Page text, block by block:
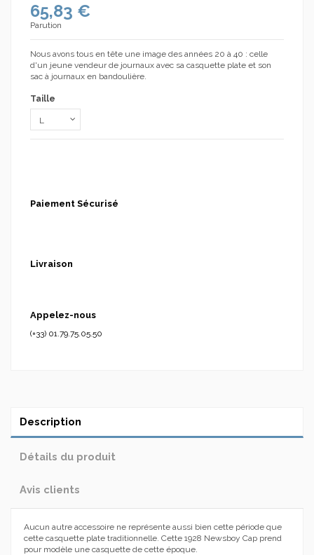
(1 avis)
65,83 €
Parution
Nous avons tous en tête une image des années 20 à 40 : celle
d'un jeune vendeur de journaux avec sa casquette plate et son
sac à journaux en bandoulière.
Taille
Paiement Sécurisé
Livraison
Appelez-nous
(+33) 01.79.75.05.50
Description
Détails du produit
Avis clients
Aucun autre accessoire ne représente aussi bien cette période que
cette casquette plate traditionnelle. Cette 1928 Newsboy Cap prend
pour modèle une casquette de cette époque.